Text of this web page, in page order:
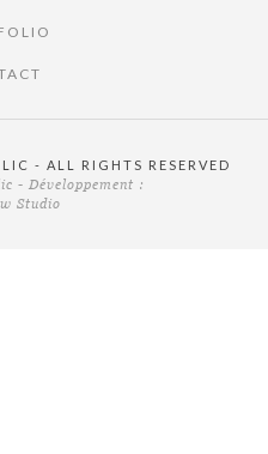
- ALL RIGHTS RESERVED
- Développement :
Studio